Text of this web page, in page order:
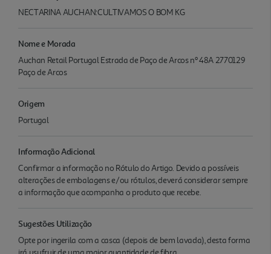
NECTARINA AUCHAN:CULTIVAMOS O BOM KG
Nome e Morada
Auchan Retail Portugal Estrada de Paço de Arcos nº 48A 2770129
Paço de Arcos
Origem
Portugal
Informação Adicional
Confirmar a informação no Rótulo do Artigo. Devido a possíveis
alterações de embalagens e/ou rótulos, deverá considerar sempre
a informação que acompanha o produto que recebe.
Sugestões Utilização
Opte por ingerila com a casca (depois de bem lavada), desta forma